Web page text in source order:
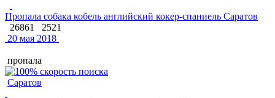
Пропала собака кобель английский кокер-спаниель Саратов
26861
2521
20 мая 2018
пропала
Саратов